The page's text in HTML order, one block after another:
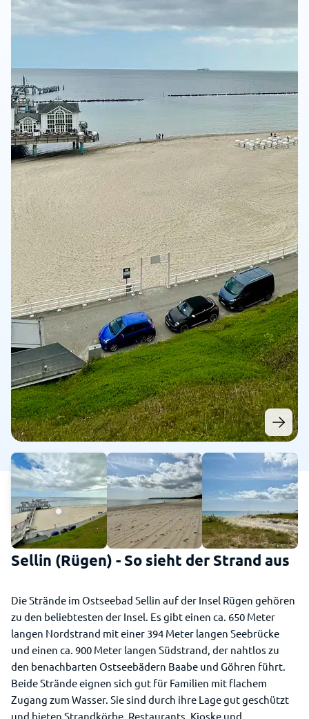
Sellin (Rügen) - So sieht der Strand aus
Die Strände im Ostseebad Sellin auf der Insel Rügen gehören
zu den beliebtesten der Insel. Es gibt einen ca. 650 Meter
langen Nordstrand mit einer 394 Meter langen Seebrücke
und einen ca. 900 Meter langen Südstrand, der nahtlos zu
den benachbarten Ostseebädern Baabe und Göhren führt.
Beide Strände eignen sich gut für Familien mit flachem
Zugang zum Wasser. Sie sind durch ihre Lage gut geschützt
und bieten Strandkörbe, Restaurants, Kioske und